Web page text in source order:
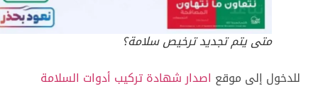
متى يتم تجديد ترخيص سلامة؟
للدخول إلى موقعاصدار شهادة تركيب أدوات السلامة